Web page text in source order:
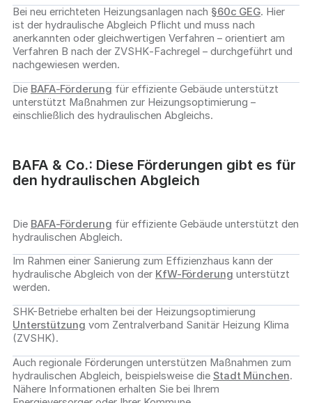
Bei neu errichteten Heizungsanlagen nach §60c GEG. Hier
ist der hydraulische Abgleich Pflicht und muss nach
anerkannten oder gleichwertigen Verfahren – orientiert am
Verfahren B nach der ZVSHK‑Fachregel – durchgeführt und
nachgewiesen werden.
Die BAFA-Förderung für effiziente Gebäude unterstützt
unterstützt Maßnahmen zur Heizungsoptimierung –
einschließlich des hydraulischen Abgleichs.
BAFA & Co.: Diese Förderungen gibt es für
den hydraulischen Abgleich
Die BAFA-Förderung für effiziente Gebäude unterstützt den
hydraulischen Abgleich.
Im Rahmen einer Sanierung zum Effizienzhaus kann der
hydraulische Abgleich von der KfW-Förderung unterstützt
werden.
SHK-Betriebe erhalten bei der Heizungsoptimierung
Unterstützung vom Zentralverband Sanitär Heizung Klima
(ZVSHK).
Auch regionale Förderungen unterstützen Maßnahmen zum
hydraulischen Abgleich, beispielsweise die Stadt München.
Nähere Informationen erhalten Sie bei Ihrem